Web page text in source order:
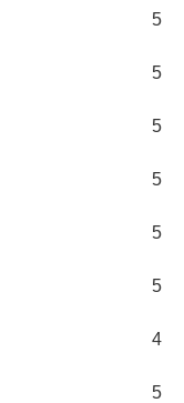
5
5
5
5
5
5
4
5